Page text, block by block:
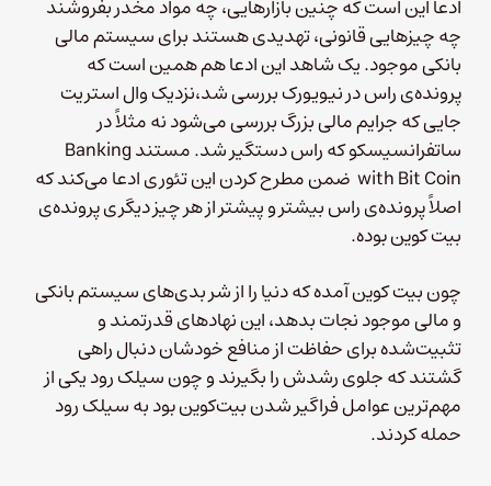
ادعا این است که چنین بازارهایی،‌ چه مواد مخدر بفروشند
چه چیزهایی قانونی، تهدیدی هستند برای سیستم مالی
بانکی موجود. یک شاهد این ادعا هم همین است که
پرونده‌ی راس در نیویورک بررسی شد،‌نزدیک وال استریت
جایی که جرایم مالی بزرگ بررسی می‌شود نه مثلاً در
ساتفرانسیسکو که راس دستگیر شد. مستند Banking
with Bit Coin ضمن مطرح کردن این تئوری ادعا می‌کند که
اصلاً پرونده‌ی راس بیشتر و پیشتر از هر چیز دیگری پرونده‌ی
بیت کوین بوده.
چون بیت‌ کوین آمده که دنیا را از شر بدی‌های سیستم بانکی
و مالی موجود نجات بدهد، این نهادهای قدرتمند و
تثبیت‌شده برای حفاظت از منافع خودشان دنبال راهی
گشتند که جلوی رشدش را بگیرند و چون سیلک رود یکی از
مهم‌ترین عوامل فراگیر شدن بیت‌کوین بود به سیلک رود
حمله کردند.